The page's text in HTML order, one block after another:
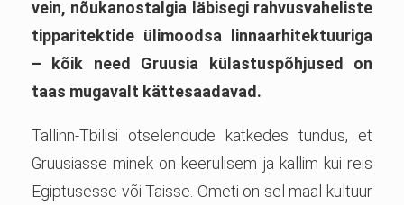
vein, nõukanostalgia läbisegi rahvusvaheliste
tipparitektide ülimoodsa linnaarhitektuuriga
– kõik need Gruusia külastuspõhjused on
taas mugavalt kättesaadavad.
Tallinn-Tbilisi otselendude katkedes tundus, et
Gruusiasse minek on keerulisem ja kallim kui reis
Egiptusesse või Taisse. Ometi on sel maal kultuur